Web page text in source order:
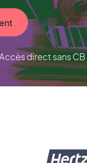
direct sans CB